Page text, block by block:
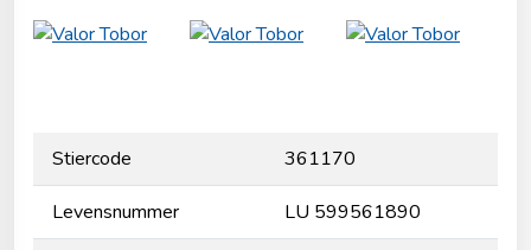
Stiercode 361170
Levensnummer LU 599561890